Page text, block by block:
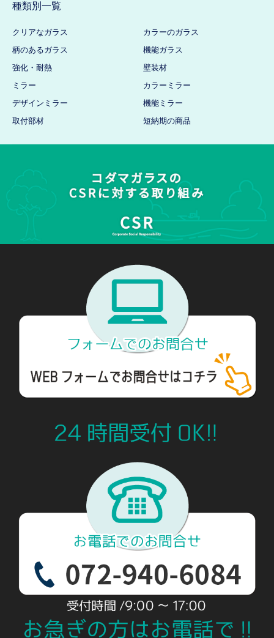
種類別一覧
クリアなガラス
カラーのガラス
柄のあるガラス
機能ガラス
強化・耐熱
壁装材
ミラー
カラーミラー
デザインミラー
機能ミラー
取付部材
短納期の商品